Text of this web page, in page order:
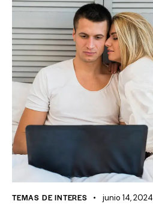
TEMAS DE INTERES junio 14, 2024